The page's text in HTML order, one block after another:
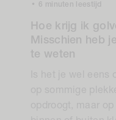
• 6 minuten leestijd
Hoe krijg ik
Misschien heb
te weten